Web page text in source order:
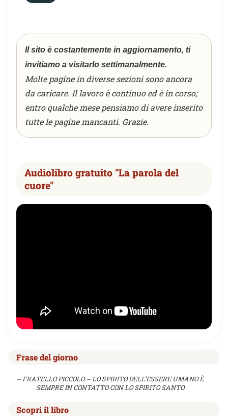
Il sito è costantemente in aggiornamento, ti
invitiamo a visitarlo settimanalmente.
Molte pagine in diverse sezioni sono ancora
da caricare. Il lavoro è continuo ed è in corso;
entro qualche mese pensiamo di avere inserito
tutte le pagine mancanti. Grazie.
Audiolibro gratuito "La parola del
cuore"
Frase del giorno
~ FRATELLO PICCOLO ~ LO SPIRITO DELL’ESSERE UMANO È
SEMPRE IN CONTATTO CON LO SPIRITO SANTO
Scopri il libro